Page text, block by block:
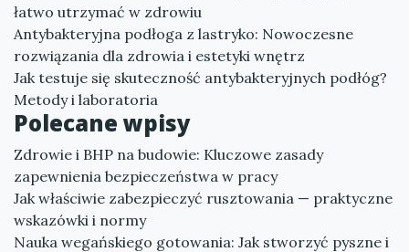
łatwo utrzymać w zdrowiu
Antybakteryjna podłoga z lastryko: Nowoczesne
rozwiązania dla zdrowia i estetyki wnętrz
Jak testuje się skuteczność antybakteryjnych podłóg?
Metody i laboratoria
Polecane wpisy
Zdrowie i BHP na budowie: Kluczowe zasady
zapewnienia bezpieczeństwa w pracy
Jak właściwie zabezpieczyć rusztowania — praktyczne
wskazówki i normy
Nauka wegańskiego gotowania: Jak stworzyć pyszne i